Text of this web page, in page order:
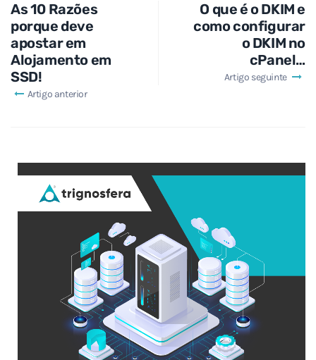
As 10 Razões
porque deve
apostar em
Alojamento em
SSD!
Artigo anterior
O que é o DKIM e
como configurar
o DKIM no
cPanel…
Artigo seguinte